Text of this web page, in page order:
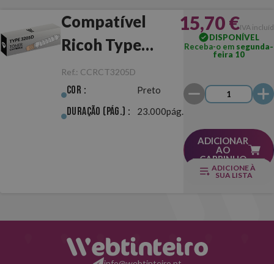
Compatível
Ricoh Type
3205D Preto
Ref.: CCRCT3205D
Cor : Preto
Duração (pág.) : 23.000pág.
15,70 €IVA
DISPONÍVEL
Receba-o em segunda-
feira 10
ADICIONAR
AO
CARRINHO
ADICIONE À
SUA LISTA